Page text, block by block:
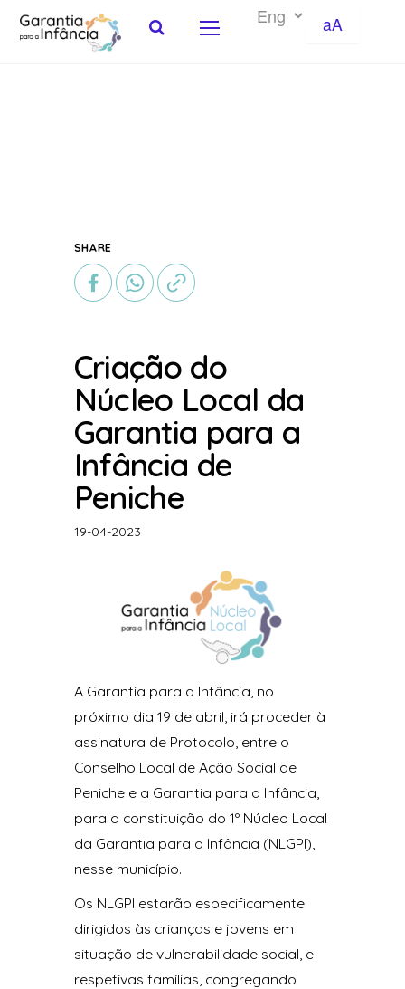
aA
SHARE
Criação do
Núcleo Local da
Garantia para a
Infância de
Peniche
19-04-2023
A Garantia para a Infância, no
próximo dia 19 de abril, irá proceder à
assinatura de Protocolo, entre o
Conselho Local de Ação Social de
Peniche e a Garantia para a Infância,
para a constituição do 1º Núcleo Local
da Garantia para a Infância (NLGPI),
nesse município.
Os NLGPI estarão especificamente
dirigidos às crianças e jovens em
situação de vulnerabilidade social, e
respetivas famílias, congregando